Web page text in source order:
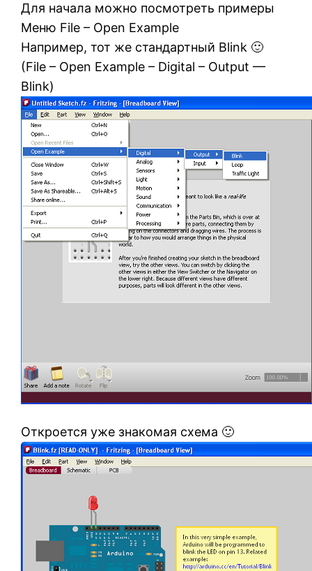
Для начала можно посмотреть примеры
Меню File – Open Example
Например, тот же стандартный Blink 🙂
(File – Open Example – Digital – Output —
Blink)
Откроется уже знакомая схема 🙂